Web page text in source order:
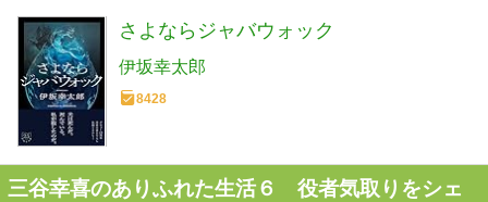
さよならジャバウォック
伊坂幸太郎
8428
三谷幸喜のありふれた生活６ 役者気取りをシェ